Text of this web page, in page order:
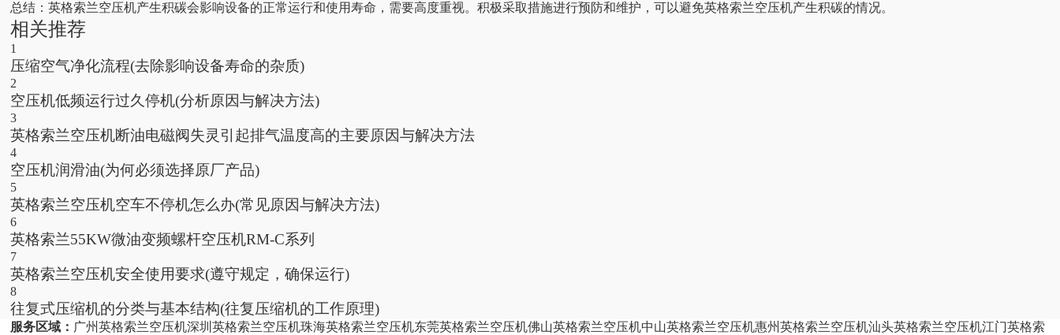
总结：英格索兰空压机产生积碳会影响设备的正常运行和使用寿命，需要高度重视。积极采取措施进行预防和维护，可以避免英格索兰空压机产生积碳的情况。
相关推荐
1
压缩空气净化流程(去除影响设备寿命的杂质)
2
空压机低频运行过久停机(分析原因与解决方法)
3
英格索兰空压机断油电磁阀失灵引起排气温度高的主要原因与解决方法
4
空压机润滑油(为何必须选择原厂产品)
5
英格索兰空压机空车不停机怎么办(常见原因与解决方法)
6
英格索兰55KW微油变频螺杆空压机RM-C系列
7
英格索兰空压机安全使用要求(遵守规定，确保运行)
8
往复式压缩机的分类与基本结构(往复压缩机的工作原理)
服务区域： 广州英格索兰空压机深圳英格索兰空压机珠海英格索兰空压机东莞英格索兰空压机佛山英格索兰空压机中山英格索兰空压机惠州英格索兰空压机汕头英格索兰空压机江门英格索